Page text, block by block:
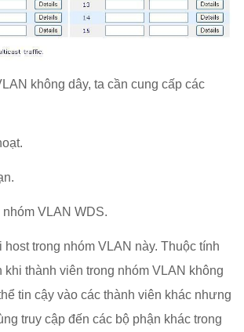
không dây, ta cần cung cấp các
nhóm VLAN WDS.
host trong nhóm VLAN này. Thuộc tính
khi thành viên trong nhóm VLAN không
tin cậy vào các thành viên khác nhưng
truy cập đến các bộ phận khác trong